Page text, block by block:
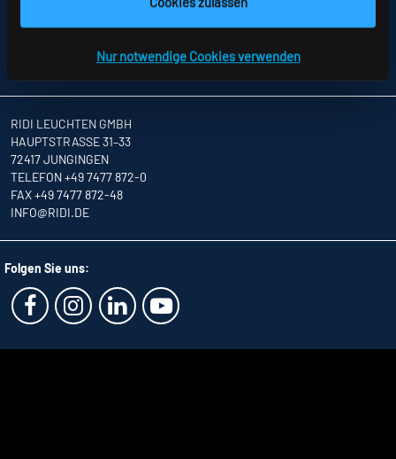
Nur notwendige Cookies verwenden
HINWEISE ZUR STREITBEILEGUNG
RIDI LEUCHTEN GMBH
HAUPTSTRASSE 31–33
72417 JUNGINGEN
TELEFON +49 7477 872-0
FAX +49 7477 872-48
INFO@RIDI.DE
Folgen Sie uns: